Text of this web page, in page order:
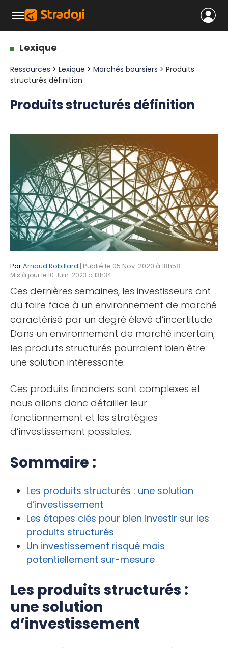
Lexique
Ressources > Lexique > Marchés boursiers > Produits
structurés définition
Produits structurés définition
ParArnaud Robillard | Publié le 05 Nov. 2020 à 18h58
Mis à jour le 10 Juin. 2023 à 13h34
Ces dernières semaines, les investisseurs ont
dû faire face à un environnement de marché
caractérisé par un degré élevé d’incertitude.
Dans un environnement de marché incertain,
les produits structurés pourraient bien être
une solution intéressante.
Ces produits financiers sont complexes et
nous allons donc détailler leur
fonctionnement et les stratégies
d’investissement possibles.
Sommaire :
Les produits structurés : une solution
d’investissement
Les étapes clés pour bien investir sur les
produits structurés
Un investissement risqué mais
potentiellement sur-mesure
Les produits structurés :
une solution
d’investissement